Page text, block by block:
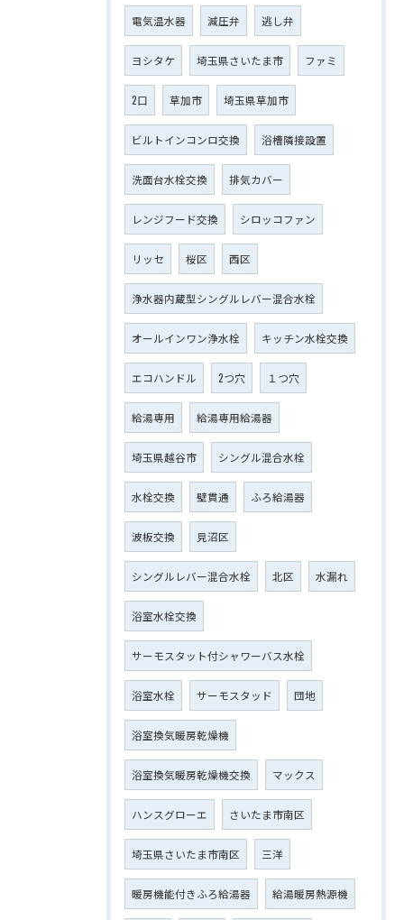
電気温水器 減圧弁 逃し弁
ヨシタケ 埼玉県さいたま市 ファミ
2口 草加市 埼玉県草加市
ビルトインコンロ交換 浴槽隣接設置
洗面台水栓交換 排気カバー
レンジフード交換 シロッコファン
リッセ 桜区 西区
浄水器内蔵型シングルレバー混合水栓
オールインワン浄水栓 キッチン水栓交換
エコハンドル 2つ穴 １つ穴
給湯専用 給湯専用給湯器
埼玉県越谷市 シングル混合水栓
水栓交換 壁貫通 ふろ給湯器
波板交換 見沼区
シングルレバー混合水栓 北区 水漏れ
浴室水栓交換
サーモスタット付シャワーバス水栓
浴室水栓 サーモスタッド 団地
浴室換気暖房乾燥機
浴室換気暖房乾燥機交換 マックス
ハンスグローエ さいたま市南区
埼玉県さいたま市南区 三洋
暖房機能付きふろ給湯器 給湯暖房熱源機